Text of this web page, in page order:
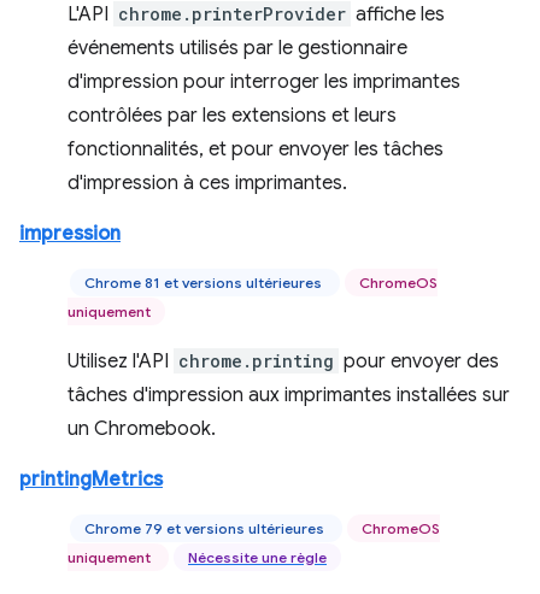
L'API chrome.printerProvider affiche les
événements utilisés par le gestionnaire
d'impression pour interroger les imprimantes
contrôlées par les extensions et leurs
fonctionnalités, et pour envoyer les tâches
d'impression à ces imprimantes.
impression
Chrome 81 et versions ultérieures
ChromeOS
uniquement
Utilisez l'API chrome.printing pour envoyer des
tâches d'impression aux imprimantes installées sur
un Chromebook.
printingMetrics
Chrome 79 et versions ultérieures
ChromeOS
uniquement
Nécessite une règle